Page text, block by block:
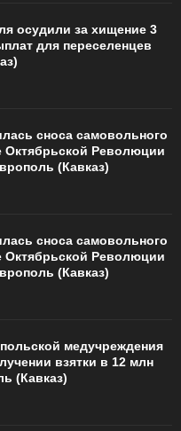
осудили за хищение 3
для переселенцев
сноса самовольного
Октябрьской Революции
(Кавказ)
сноса самовольного
Октябрьской Революции
(Кавказ)
медучреждения
взятки в 12 млн
(Кавказ)